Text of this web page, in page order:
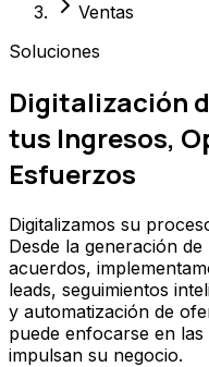
Ventas
Soluciones
Digitalización
tus Ingresos,
Esfuerzos
Digitalizamos su
Desde la generación
acuerdos,
leads, seguimientos
y automatización de
puede enfocarse en
impulsan su negocio.